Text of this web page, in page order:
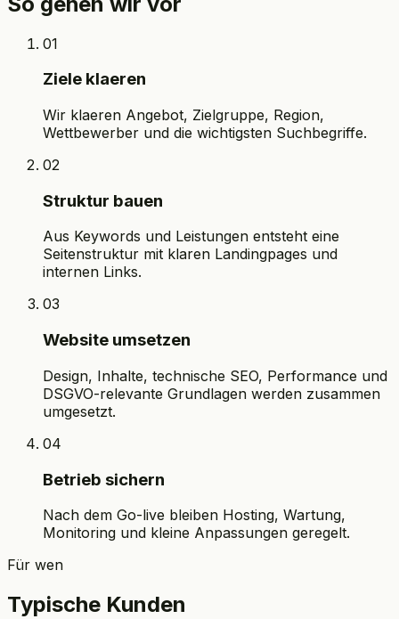
01
Ziele klaeren
Wir klaeren Angebot, Zielgruppe, Region,
Wettbewerber und die wichtigsten Suchbegriffe.
02
Struktur bauen
Aus Keywords und Leistungen entsteht eine
Seitenstruktur mit klaren Landingpages und
internen Links.
03
Website umsetzen
Design, Inhalte, technische SEO, Performance und
DSGVO-relevante Grundlagen werden zusammen
umgesetzt.
04
Betrieb sichern
Nach dem Go-live bleiben Hosting, Wartung,
Monitoring und kleine Anpassungen geregelt.
Für wen
Typische Kunden